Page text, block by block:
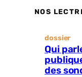
NOS
dossier
Qui
des